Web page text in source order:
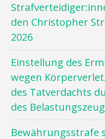
den Christopher
2026
Einstellung des
wegen
des Tatverdachts
des
Bewährungsstrafe